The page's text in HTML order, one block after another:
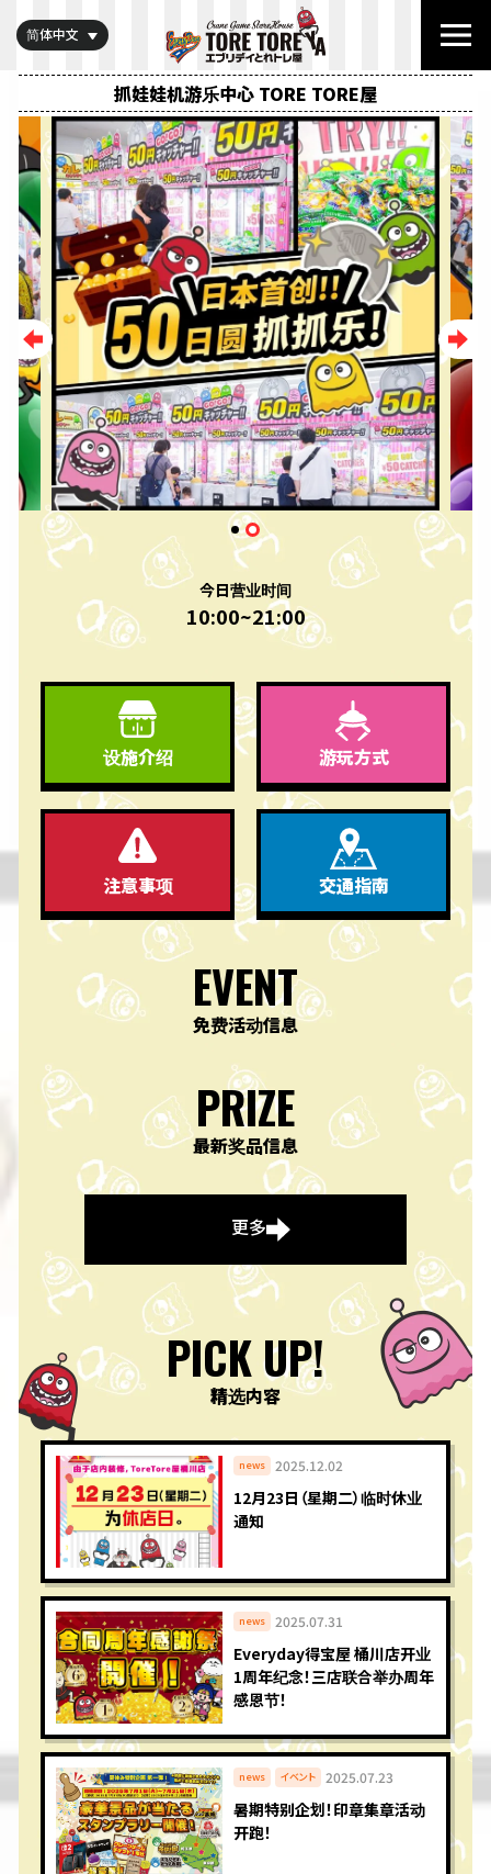
简体中文
抓娃娃机游乐中心 TORE TORE屋
Previous Next
今日营业时间
10:00~21:00
设施介绍 游玩方式
注意事项 交通指南
EVENT
免费活动信息
PRIZE
最新奖品信息
更多
PICK UP!
精选内容
news
12月23日（星期二）临时休业
通知
2025.12.02
news
Everyday得宝屋 桶川店开业
1周年纪念！三店联合举办周年
感恩节！
2025.07.31
news イベント
暑期特别企划！印章集章活动
开跑！
2025.07.23